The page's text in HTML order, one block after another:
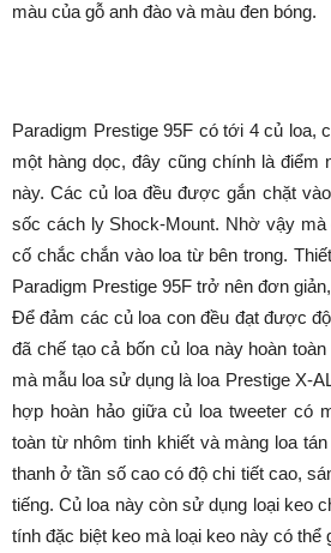
màu của gỗ anh đào và màu đen bóng.
Paradigm Prestige 95F có tới 4 củ loa,
một hàng dọc, đây cũng chính là điểm
này. Các củ loa đều được gắn chặt
sốc cách ly Shock-Mount. Nhờ vậy
cố chắc chắn vào loa từ bên trong.
Paradigm Prestige 95F trở nên đơn
Để đảm các củ loa con đều đạt được
đã chế tạo cả bốn củ loa này hoàn
mà mẫu loa sử dụng là loa Prestige X-
hợp hoàn hảo giữa củ loa tweeter có
toàn từ nhôm tinh khiết và màng loa
thanh ở tần số cao có độ chi tiết cao,
tiếng. Củ loa này còn sử dụng loại keo
tính đặc biệt keo mà loại keo này có thể